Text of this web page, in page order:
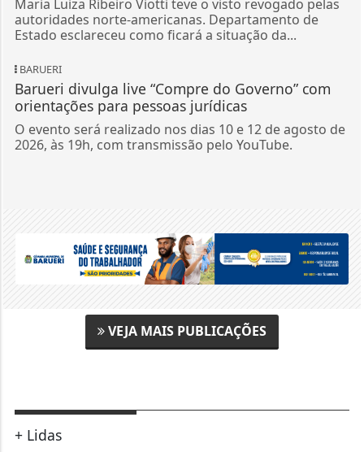
Maria Luiza Ribeiro Viotti teve o visto revogado pelas
autoridades norte-americanas. Departamento de
Estado esclareceu como ficará a situação da...
BARUERI
Barueri divulga live “Compre do Governo” com
orientações para pessoas jurídicas
O evento será realizado nos dias 10 e 12 de agosto de
2026, às 19h, com transmissão pelo YouTube.
VEJA MAIS PUBLICAÇÕES
+ Lidas